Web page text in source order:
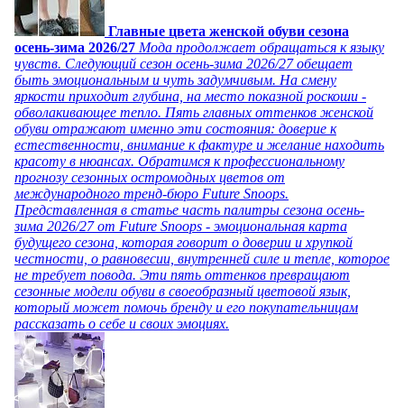
Главные цвета женской обуви сезона
осень-зима 2026/27 Мода продолжает обращаться к языку
чувств. Следующий сезон осень-зима 2026/27 обещает
быть эмоциональным и чуть задумчивым. На смену
яркости приходит глубина, на место показной роскоши -
обволакивающее тепло. Пять главных оттенков женской
обуви отражают именно эти состояния: доверие к
естественности, внимание к фактуре и желание находить
красоту в нюансах. Обратимся к профессиональному
прогнозу сезонных остромодных цветов от
международного тренд-бюро Future Snoops.
Представленная в статье часть палитры сезона осень-
зима 2026/27 от Future Snoops - эмоциональная карта
будущего сезона, которая говорит о доверии и хрупкой
честности, о равновесии, внутренней силе и тепле, которое
не требует повода. Эти пять оттенков превращают
сезонные модели обуви в своеобразный цветовой язык,
который может помочь бренду и его покупательницам
рассказать о себе и своих эмоциях.